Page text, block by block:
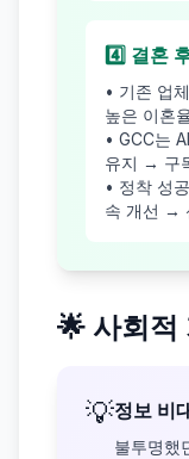
4️⃣ 결혼
• 기존 업
높은 이혼
• GCC는
유지 → 구
• 정착 성
속 개선 →
🌟 사회적
💡정보 비
불투명했